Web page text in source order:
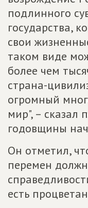
подлинного
государства,
свои
таком виде
более чем
страна-
огромный
мир", – сказал
годовщины
Он отметил,
перемен
есть